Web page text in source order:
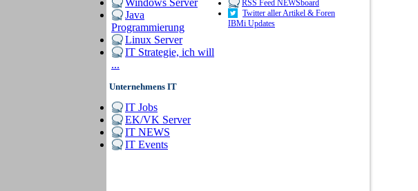
Windows Server
Java
Programmierung
Linux Server
IT Strategie, ich will
...
Unternehmens IT
IT Jobs
EK/VK Server
IT NEWS
IT Events
RSS Feed NEWSboard
Twitter aller Artikel & Foren
IBMi Updates